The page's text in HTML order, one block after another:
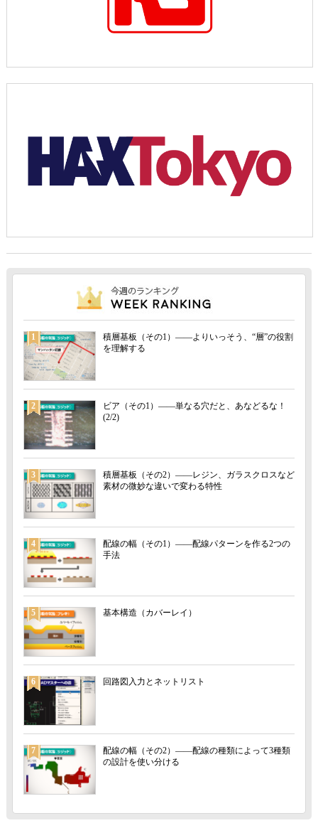
1
積層基板（その1）――よりいっそう、“層”の役割
を理解する
2
ビア（その1）――単なる穴だと、あなどるな！
(2/2)
3
積層基板（その2）――レジン、ガラスクロスなど
素材の微妙な違いで変わる特性
4
配線の幅（その1）――配線パターンを作る2つの
手法
5 基本構造（カバーレイ）
6 回路図入力とネットリスト
7
配線の幅（その2）――配線の種類によって3種類
の設計を使い分ける